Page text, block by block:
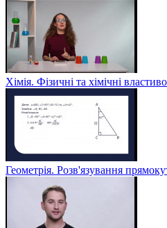
Хімія. Фізичні та хімічні
Геометрія. Розв'язування